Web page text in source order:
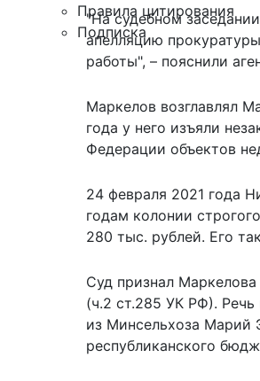
Правила цитирования
Подписка
"На судебном
апелляцию
работы", – пояснили
Маркелов возглавлял
года у него изъяли
Федерации объектов
24 февраля 2021 года
годам колонии
280 тыс. рублей. Его
Суд признал
(ч.2 ст.285 УК РФ).
из Минсельхоза Марий
республиканского